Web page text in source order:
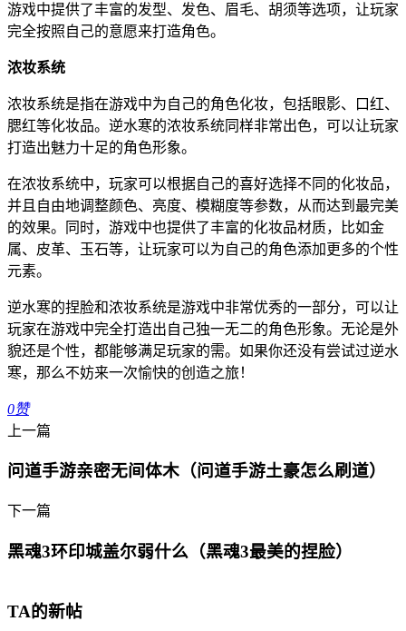
游戏中提供了丰富的发型、发色、眉毛、胡须等选项，让玩家
完全按照自己的意愿来打造角色。
浓妆系统
浓妆系统是指在游戏中为自己的角色化妆，包括眼影、口红、
腮红等化妆品。逆水寒的浓妆系统同样非常出色，可以让玩家
打造出魅力十足的角色形象。
在浓妆系统中，玩家可以根据自己的喜好选择不同的化妆品，
并且自由地调整颜色、亮度、模糊度等参数，从而达到最完美
的效果。同时，游戏中也提供了丰富的化妆品材质，比如金
属、皮革、玉石等，让玩家可以为自己的角色添加更多的个性
元素。
逆水寒的捏脸和浓妆系统是游戏中非常优秀的一部分，可以让
玩家在游戏中完全打造出自己独一无二的角色形象。无论是外
貌还是个性，都能够满足玩家的需。如果你还没有尝试过逆水
寒，那么不妨来一次愉快的创造之旅！
0赞
上一篇
问道手游亲密无间体木（问道手游土豪怎么刷道）
下一篇
黑魂3环印城盖尔弱什么（黑魂3最美的捏脸）
TA的新帖